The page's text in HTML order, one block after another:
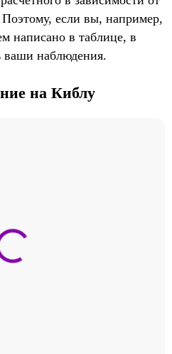
если вы, например,
написано в таблице, в
ваши наблюдения.
на Киблу